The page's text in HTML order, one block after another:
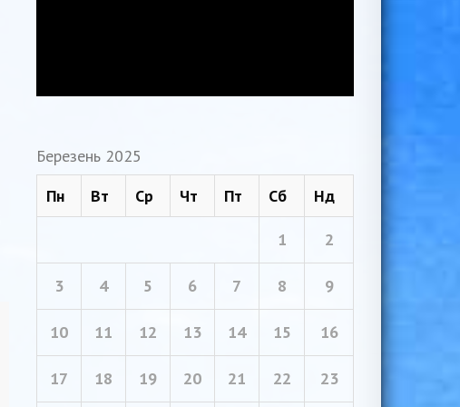
Березень 2025
Пн
Вт Ср Чт Пт Сб Нд
1 2
3 4 5 6 7 8 9
10 11 12 13 14 15 16
17 18 19 20 21 22 23